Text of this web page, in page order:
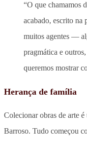
“O que chamamos
acabado, escrito na
muitos agentes —
pragmática e
queremos mostrar
Herança de família
Colecionar obras de arte
Barroso. Tudo começou